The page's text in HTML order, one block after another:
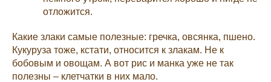
отложится.
Какие злаки самые полезные: гречка, овсянка, пшено.
Кукуруза тоже, кстати, относится к злакам. Не к
бобовым и овощам. А вот рис и манка уже не так
полезны – клетчатки в них мало.